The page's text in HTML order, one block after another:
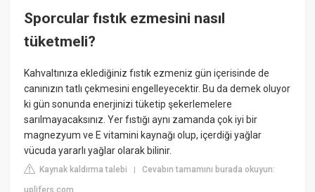
Sporcular fıstık ezmesini nasıl
tüketmeli?
Kahvaltınıza eklediğiniz fıstık ezmeniz gün içerisinde de
canınızın tatlı çekmesini engelleyecektir. Bu da demek oluyor
ki gün sonunda enerjinizi tüketip şekerlemelere
sarılmayacaksınız. Yer fıstığı aynı zamanda çok iyi bir
magnezyum ve E vitamini kaynağı olup, içerdiği yağlar
vücuda yararlı yağlar olarak bilinir.
Kaynak kaldırma talebi |Cevabın tamamını burada okuyun: